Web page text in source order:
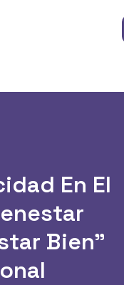
En El
Bien”